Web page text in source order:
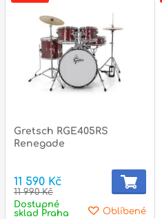
Gretsch RGE405RS
Renegade
11 590 Kč
11 990 Kč
Oblíbené
Dostupné
sklad Praha